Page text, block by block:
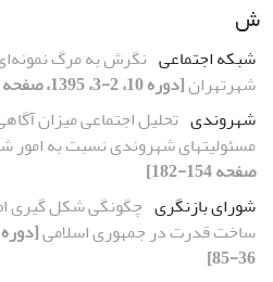
ش
شبکه اجتماعی نگرش به مرگ
شهرتهران[دوره 10، 2-3، 1395، صفحه 77-101]
شهروندی تحلیل اجتماعی میزان
مسئولیتهای شهروندی نسبت به امور
صفحه 154-182]
شورای بازنگری چگونگی شکل گیری
ساخت قدرت در جمهوری اسلامی
36-85]